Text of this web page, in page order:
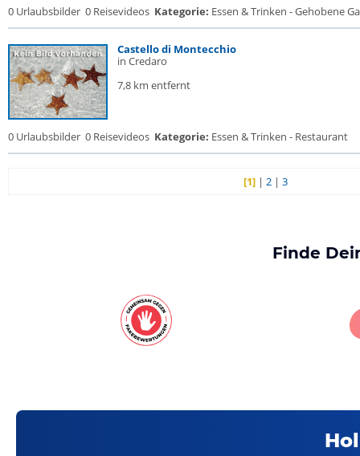
0 Urlaubsbilder 0 Reisevideos Kategorie: Essen & Trinken - Gehobene
Castello di Montecchio
in Credaro
7,8 km entfernt
0 Urlaubsbilder 0 Reisevideos Kategorie: Essen & Trinken - Restaurant
[1] |2 |3
Finde